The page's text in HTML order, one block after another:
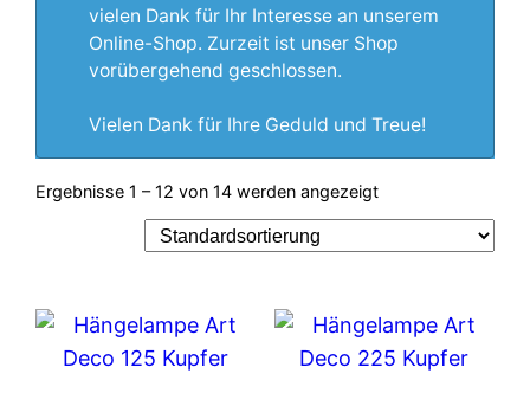
vielen Dank für Ihr Interesse an unserem
Online-Shop. Zurzeit ist unser Shop
vorübergehend geschlossen.
Vielen Dank für Ihre Geduld und Treue!
Ergebnisse 1 – 12 von 14 werden angezeigt